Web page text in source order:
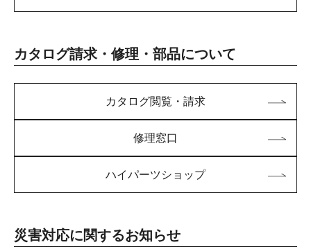
カタログ請求・修理・部品について
カタログ閲覧・請求
修理窓口
ハイパーツショップ
災害対応に関するお知らせ